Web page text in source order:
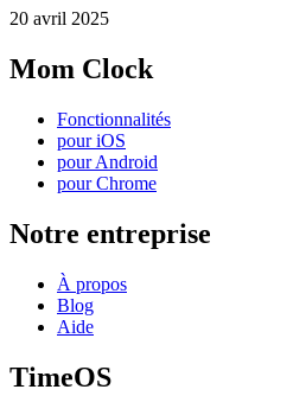
20 avril 2025
Mom Clock
Fonctionnalités
pour iOS
pour Android
pour Chrome
Notre entreprise
À propos
Blog
Aide
TimeOS